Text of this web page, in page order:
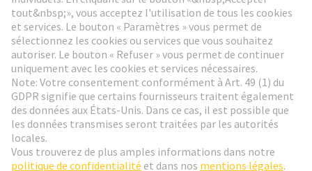
Aller à l'inscription
Social Media
France Français